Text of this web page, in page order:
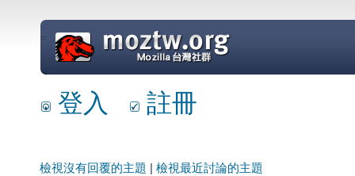
=
登入 註冊
檢視沒有回覆的主題 檢視最近討論的主題